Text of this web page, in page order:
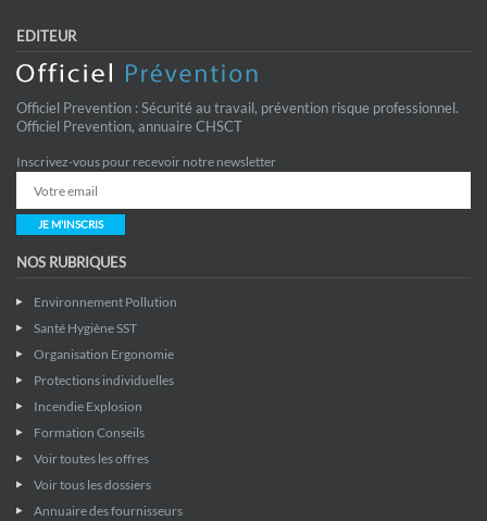
EDITEUR
Officiel Prevention : Sécurité au travail, prévention risque professionnel.
Officiel Prevention, annuaire CHSCT
Inscrivez-vous pour recevoir notre newsletter
JE M'INSCRIS
NOS RUBRIQUES
Environnement Pollution
Santé Hygiène SST
Organisation Ergonomie
Protections individuelles
Incendie Explosion
Formation Conseils
Voir toutes les offres
Voir tous les dossiers
Annuaire des fournisseurs